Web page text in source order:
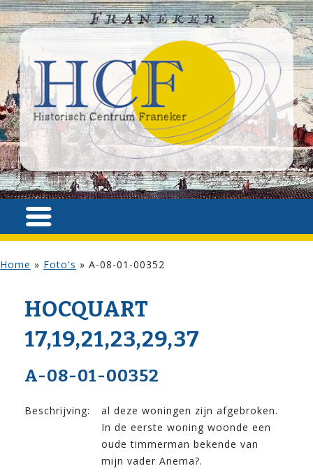
Home » Foto's » A-08-01-00352
HOCQUART
17,19,21,23,29,37
A-08-01-00352
Beschrijving:
al deze woningen zijn afgebroken.
In de eerste woning woonde een
oude timmerman bekende van
mijn vader Anema?.